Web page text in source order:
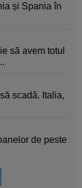
și Spania în
să avem totul
scadă. Italia,
de peste